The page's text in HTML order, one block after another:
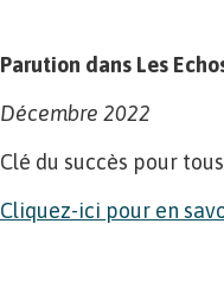
Parution dans Les
Décembre 2022
Clé du succès pour
Cliquez-ici pour en